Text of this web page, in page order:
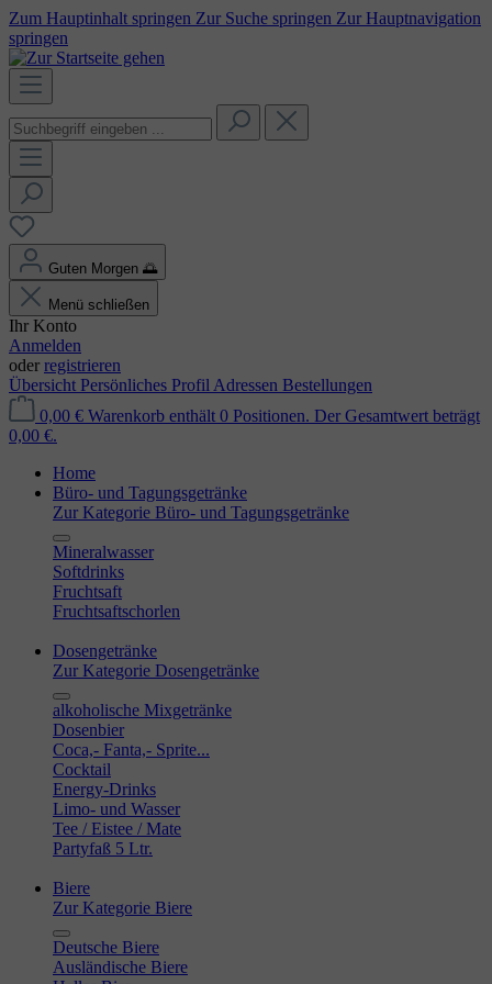
Zum Hauptinhalt springen Zur Suche springen Zur Hauptnavigation
springen
Guten Morgen 🌅
Menü schließen
Ihr Konto
Anmelden
oder registrieren
Übersicht Persönliches Profil Adressen Bestellungen
0,00 € Warenkorb enthält 0 Positionen. Der Gesamtwert beträgt
0,00 €.
Home
Büro- und Tagungsgetränke
Zur Kategorie Büro- und Tagungsgetränke
Mineralwasser
Softdrinks
Fruchtsaft
Fruchtsaftschorlen
Dosengetränke
Zur Kategorie Dosengetränke
alkoholische Mixgetränke
Dosenbier
Coca,- Fanta,- Sprite...
Cocktail
Energy-Drinks
Limo- und Wasser
Tee / Eistee / Mate
Partyfaß 5 Ltr.
Biere
Zur Kategorie Biere
Deutsche Biere
Ausländische Biere